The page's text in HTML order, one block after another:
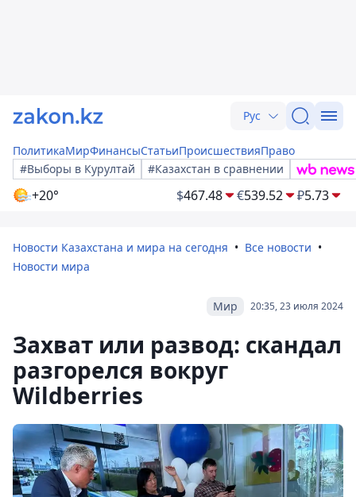
Рус
ПолитикаМирФинансыСтатьиПроисшествияПраво
#Выборы в Курултай
#Казахстан в сравнении
+20° $467.48 €539.52 ₽5.73
Новости Казахстана и мира на сегодня
Все новости
Новости мира
20:35, 23 июля 2024
Мир
Захват или развод: скандал
разгорелся вокруг
Wildberries